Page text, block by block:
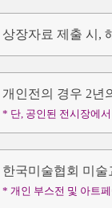
상장자료 제출 시,
개인전의 경우 2년
* 단, 공인된 전시장에
한국미술협회 미
* 개인 부스전 및 아트